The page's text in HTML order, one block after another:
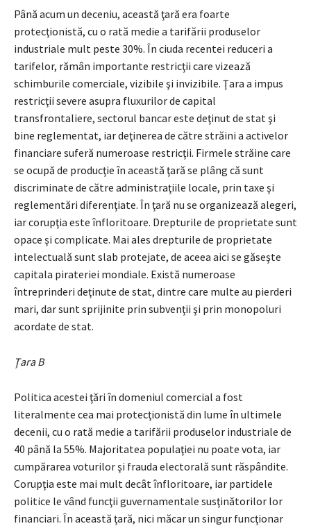
Până acum un deceniu, această ţară era foarte
protecţionistă, cu o rată medie a tarifării produselor
industriale mult peste 30%. În ciuda recentei redu­ceri a
tarifelor, rămân importante restricţii care vizează
schimburile comerciale, vizibile şi invizibile. Ţara a impus
restricţii severe asupra fluxurilor de capi­tal
transfrontaliere, sectorul bancar este deţinut de stat şi
bine reglementat, iar deţinerea de către străini a activelor
financiare suferă numeroase restricţii. Firmele străine care
se ocupă de producţie în această ţară se plâng că sunt
discriminate de către administraţiile locale, prin taxe şi
reglementări dife­renţiate. În ţară nu se organizează alegeri,
iar corupţia este înfloritoare. Drepturile de proprietate sunt
opace şi complicate. Mai ales drepturile de proprietate
intelectuală sunt slab protejate, de aceea aici se găseşte
capitala pirateriei mondiale. Există numeroase
întreprinderi deţinute de stat, dintre care multe au pierderi
mari, dar sunt sprijinite prin subvenţii şi prin mono­poluri
acordate de stat.
Ţara B
Politica acestei ţări în domeniul comercial a fost
literalmente cea mai pro­tecţionistă din lume în ultimele
decenii, cu o rată medie a tarifării produselor industriale de
40 până la 55%. Majoritatea populaţiei nu poate vota, iar
cumpărarea voturilor şi frauda electorală sunt răspândite.
Corupţia este mai mult decât înfloritoare, iar partidele
politice le vând funcţii guvernamentale susţinătorilor lor
finan­ciari. În această ţară, nici măcar un singur funcţionar